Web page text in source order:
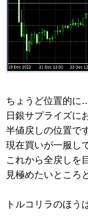
ちょうど位置的に
日銀サプライズに
半値戻しの位置で
現在買いが一服し
これから全戻しを
見極めたいところ
トルコリラのほう